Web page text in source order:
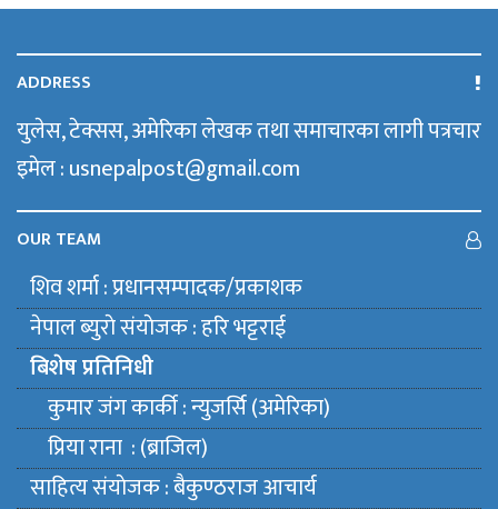
ADDRESS
युलेस, टेक्सस, अमेरिका लेखक तथा समाचारका लागी पत्रचार
इमेल : usnepalpost@gmail.com
OUR TEAM
शिव शर्मा : प्रधानसम्पादक/प्रकाशक
नेपाल ब्युराे संयाेजक : हरि भट्टराई
बिशेष प्रतिनिधी
कुमार जंग कार्की : न्युजर्सि (अमेरिका)
प्रिया राना : (ब्राजिल)
साहित्य संयाेजक : बैकुण्ठराज आचार्य